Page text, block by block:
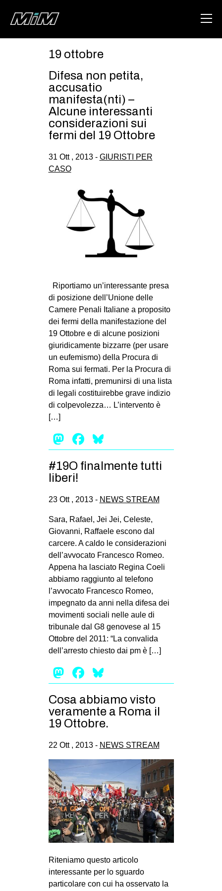
ABOUT
AREA
DEGENERAZIONE
GAZA FREESTYLE
CSOA LAMBRETTA
STUDENTI TSUNAMI
ZAM
MOBILITAZIONI
MOVIMENTI
AMBIENTE
ANTIFASCISMO
DIRITTO ALL’ABITARE
GENERI
MIGRAZIONI
PRECARIATO
STUDENTI
ARTE
MUSICA
RECENSIONI
INTERNAZIONALE
AFRICA
AMERICHE
ESTREMO ORIENTE
EUROPA
EVENTI
in
tw
bsky
ms
SEARCH
19 ottobre
Difesa non petita,
accusatio
manifesta(nti) –
Alcune interessanti
considerazioni sui
fermi del 19 Ottobre
31 Ott , 2013 - GIURISTI PER
CASO
Riportiamo un’interessante presa
di posizione dell’Unione delle
Camere Penali Italiane a proposito
dei fermi della manifestazione del
19 Ottobre e di alcune posizioni
giuridicamente bizzarre (per usare
un eufemismo) della Procura di
Roma sui fermati. Per la Procura di
Roma infatti, premunirsi di una lista
di legali costituirebbe grave indizio
di colpevolezza… L’intervento è
[…]
Mastodon
Facebook
#19O finalmente tutti
liberi!
23 Ott , 2013 - NEWS STREAM
Sara, Rafael, Jei Jei, Celeste,
Giovanni, Raffaele escono dal
carcere. A caldo le considerazioni
dell’avvocato Francesco Romeo.
Appena ha lasciato Regina Coeli
abbiamo raggiunto al telefono
l’avvocato Francesco Romeo,
impegnato da anni nella difesa dei
movimenti sociali nelle aule di
tribunale dal G8 genovese al 15
Ottobre del 2011: “La convalida
dell’arresto chiesto dai pm è […]
Mastodon
Facebook
Cosa abbiamo visto
veramente a Roma il
19 Ottobre.
22 Ott , 2013 - NEWS STREAM
Riteniamo questo articolo
interessante per lo sguardo
particolare con cui ha osservato la